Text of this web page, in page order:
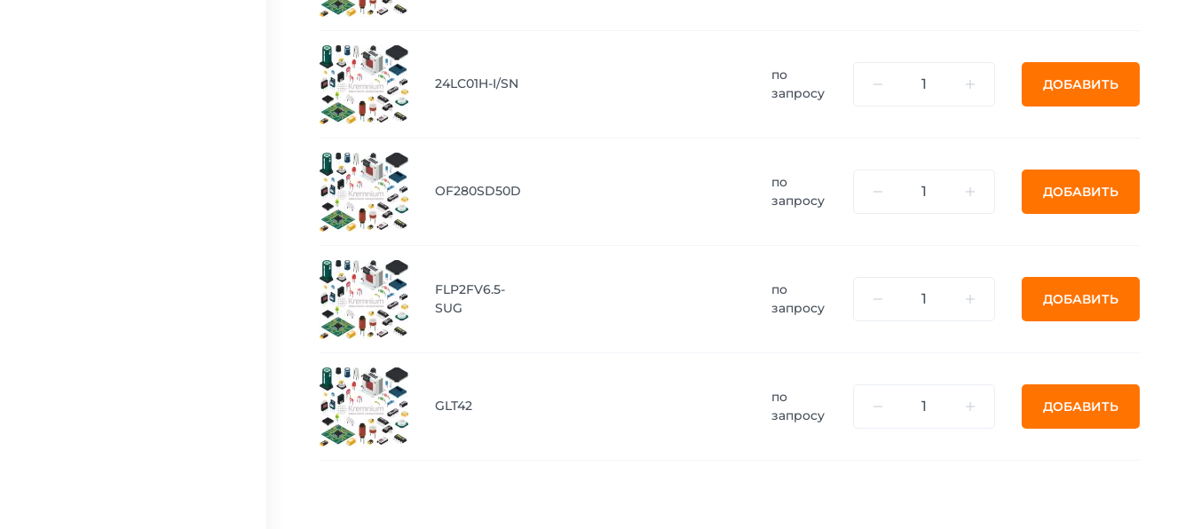
24LC01H-I/SN
по
запросу
ДОБАВИТЬ
OF280SD50D
по
запросу
ДОБАВИТЬ
FLP2FV6.5-
SUG
по
запросу
ДОБАВИТЬ
GLT42
по
запросу
ДОБАВИТЬ